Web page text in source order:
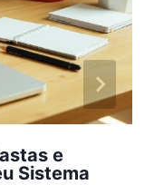
e
Sistema